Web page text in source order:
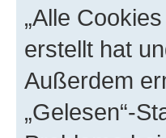
„Alle
erstellt hat
Außerdem
„Gelesen“-